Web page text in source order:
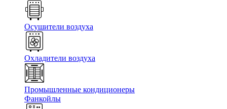
Осушители воздуха
Охладители воздуха
Промышленные кондиционеры
Фанкойлы